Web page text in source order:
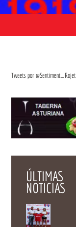
Tweets por @Sentiment_Rojet
ÚLTIMAS
NOTICIAS